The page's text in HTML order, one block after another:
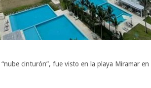
cinturón”, fue visto en la playa Miramar en